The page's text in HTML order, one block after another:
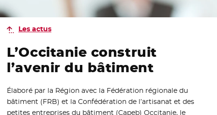
Les actus
L’Occitanie construit
l’avenir du bâtiment
Élaboré par la Région avec la Fédération régionale du
bâtiment (FRB) et la Confédération de l’artisanat et des
petites entreprises du bâtiment (Capeb) Occitanie, le